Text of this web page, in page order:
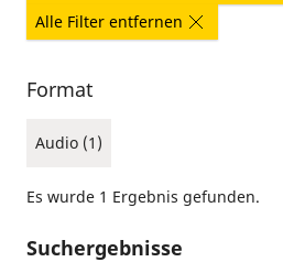
Alle Filter entfernen
Format
Audio (1)
Es wurde 1 Ergebnis gefunden.
Suchergebnisse